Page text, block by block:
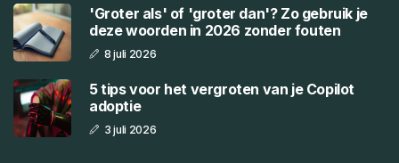
'Groter als' of 'groter dan'? Zo gebruik je
deze woorden in 2026 zonder fouten
8 juli 2026
5 tips voor het vergroten van je Copilot
adoptie
3 juli 2026